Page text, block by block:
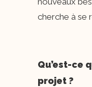
cherche à se
Qu’est-ce
projet ?